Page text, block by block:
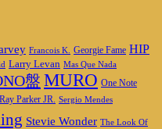
Francois K. Georgie Fame HIP
Larry Levan Mas Que Nada
盤 MURO One Note
Ray Parker JR. Sergio Mendes
Stevie Wonder The Look Of